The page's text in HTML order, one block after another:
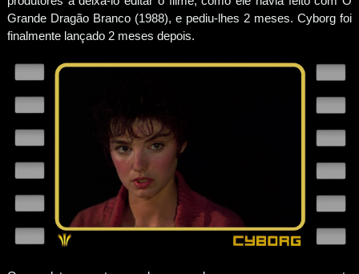
Grande Dragão Branco (1988), e pediu-lhes 2 meses. Cyborg foi
finalmente lançado 2 meses depois.